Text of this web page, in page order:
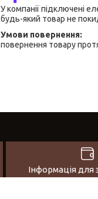
У компанії підключені
будь-який товар не
повернення товару
Інформація для